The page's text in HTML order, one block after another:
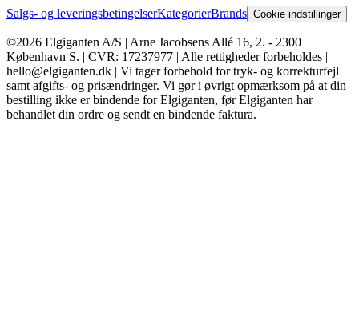
Salgs- og leveringsbetingelserKategorierBrands Cookie indstillinger
©2026 Elgiganten A/S | Arne Jacobsens Allé 16, 2. - 2300
København S. | CVR: 17237977 | Alle rettigheder forbeholdes |
hello@elgiganten.dk | Vi tager forbehold for tryk- og korrekturfejl
samt afgifts- og prisændringer. Vi gør i øvrigt opmærksom på at din
bestilling ikke er bindende for Elgiganten, før Elgiganten har
behandlet din ordre og sendt en bindende faktura.